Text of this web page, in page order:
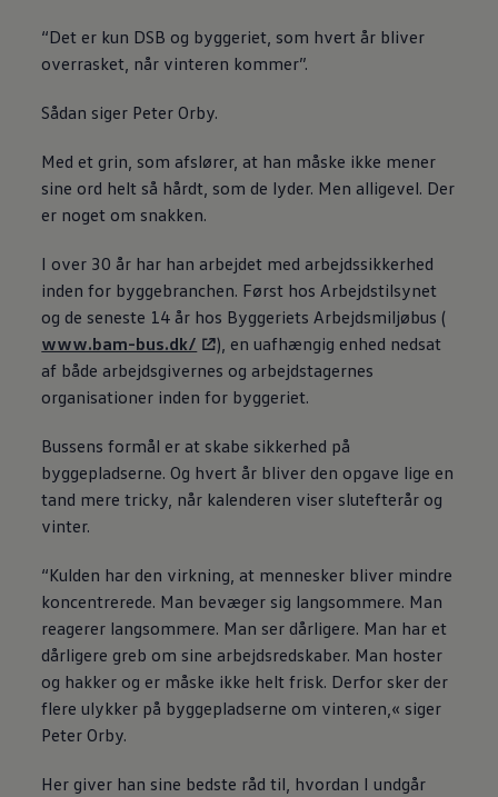
“Det er kun DSB og byggeriet, som hvert år bliver
overrasket, når vinteren kommer”.
Sådan siger Peter Orby.
Med et grin, som afslører, at han måske ikke mener
sine ord helt så hårdt, som de lyder. Men alligevel. Der
er noget om snakken.
I over 30 år har han arbejdet med arbejdssikkerhed
inden for byggebranchen. Først hos Arbejdstilsynet
og de seneste 14 år hos Byggeriets Arbejdsmiljøbus (
www.bam-bus.dk/
), en uafhængig enhed nedsat
af både arbejdsgivernes og arbejdstagernes
organisationer inden for byggeriet.
Bussens formål er at skabe sikkerhed på
byggepladserne. Og hvert år bliver den opgave lige en
tand mere tricky, når kalenderen viser slutefterår og
vinter.
“Kulden har den virkning, at mennesker bliver mindre
koncentrerede. Man bevæger sig langsommere. Man
reagerer langsommere. Man ser dårligere. Man har et
dårligere greb om sine arbejdsredskaber. Man hoster
og hakker og er måske ikke helt frisk. Derfor sker der
flere ulykker på byggepladserne om vinteren,« siger
Peter Orby.
Her giver han sine bedste råd til, hvordan I undgår